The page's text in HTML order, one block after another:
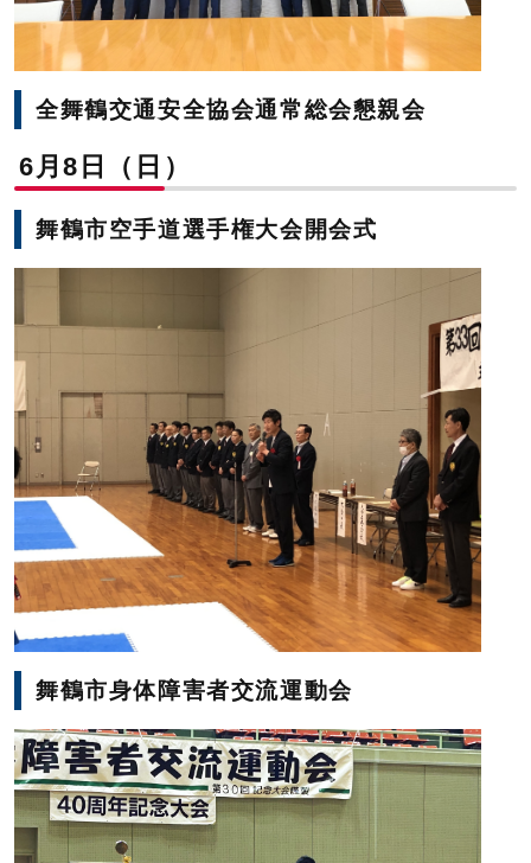
全舞鶴交通安全協会通常総会懇親会
6月8日（日）
舞鶴市空手道選手権大会開会式
舞鶴市身体障害者交流運動会